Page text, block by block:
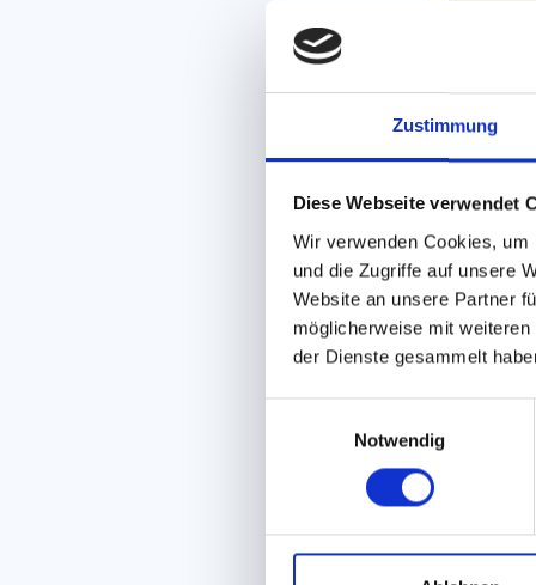
Zustimmung
Diese Webseite verwendet
Wir verwenden Cookies,
und die Zugriffe auf unsere
Website an unsere Partner
möglicherweise mit
der Dienste gesammelt
Notwendig